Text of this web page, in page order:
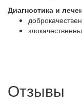
Диагностика и
Отзывы